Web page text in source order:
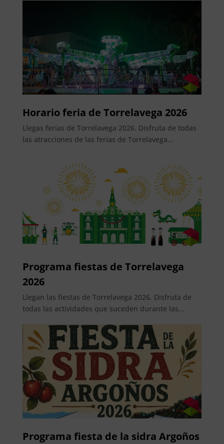
Horario feria de Torrelavega 2026
Llegas ferias de Torrelavega 2026. Disfruta de todas
las atracciones de las ferias de Torrelavega...
Programa fiestas de Torrelavega
2026
Llegan las fiestas de Torrelavega 2026. Disfruta de
todas las actividades que suceden durante las...
Programa fiesta de la sidra Argoños